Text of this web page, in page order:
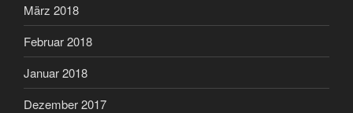
März 2018
Februar 2018
Januar 2018
Dezember 2017